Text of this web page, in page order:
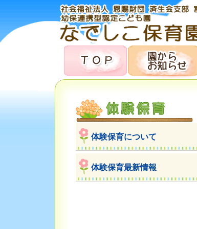
体験保育について
体験保育最新情報